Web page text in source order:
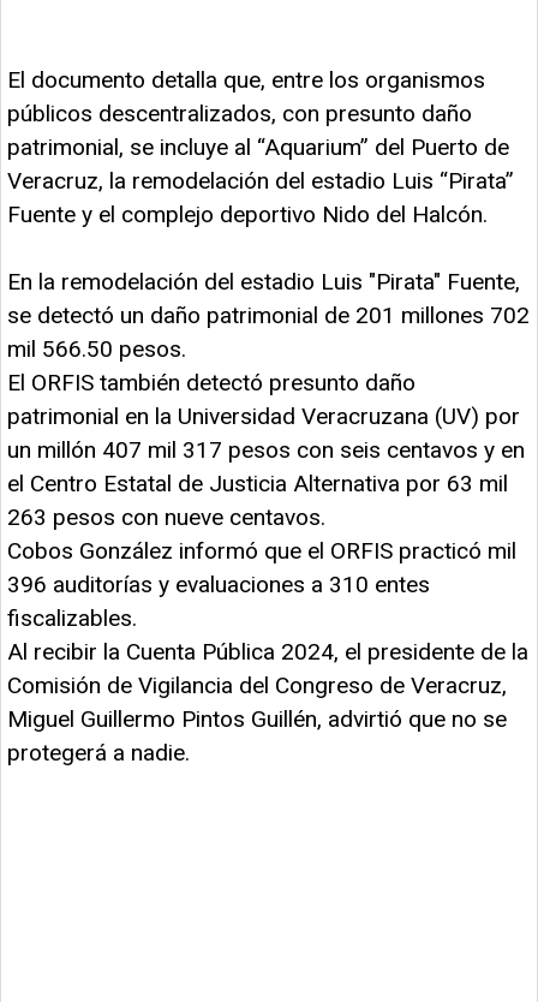
El documento detalla que, entre los organismos
públicos descentralizados, con presunto daño
patrimonial, se incluye al “Aquarium” del Puerto de
Veracruz, la remodelación del estadio Luis “Pirata”
Fuente y el complejo deportivo Nido del Halcón.
En la remodelación del estadio Luis "Pirata" Fuente,
se detectó un daño patrimonial de 201 millones 702
mil 566.50 pesos.
El ORFIS también detectó presunto daño
patrimonial en la Universidad Veracruzana (UV) por
un millón 407 mil 317 pesos con seis centavos y en
el Centro Estatal de Justicia Alternativa por 63 mil
263 pesos con nueve centavos.
Cobos González informó que el ORFIS practicó mil
396 auditorías y evaluaciones a 310 entes
fiscalizables.
Al recibir la Cuenta Pública 2024, el presidente de la
Comisión de Vigilancia del Congreso de Veracruz,
Miguel Guillermo Pintos Guillén, advirtió que no se
protegerá a nadie.